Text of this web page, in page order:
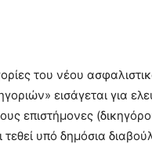
του νέου
εισάγεται για
επιστήμονες
υπό δημόσια